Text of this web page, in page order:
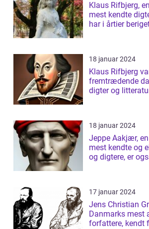
Klaus Rifbjerg,
mest kendte
har i årtier
18 januar 2024
Klaus Rifbjerg
fremtrædende
digter og
18 januar 2024
Jeppe Aakjær,
mest kendte og
og digtere, er
17 januar 2024
Jens Christian
Danmarks mest
forfattere, kendt